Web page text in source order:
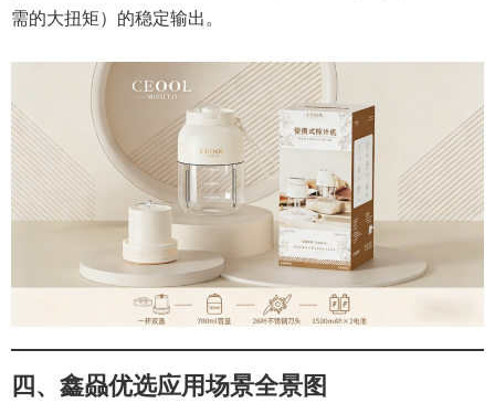
需的大扭矩）的稳定输出。
四、鑫赑优选应用场景全景图